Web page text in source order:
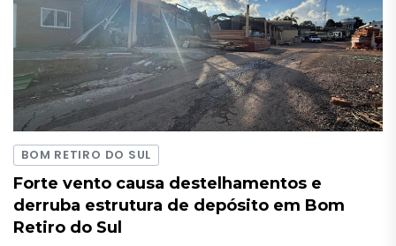
BOM RETIRO DO SUL
Forte vento causa destelhamentos e
derruba estrutura de depósito em Bom
Retiro do Sul